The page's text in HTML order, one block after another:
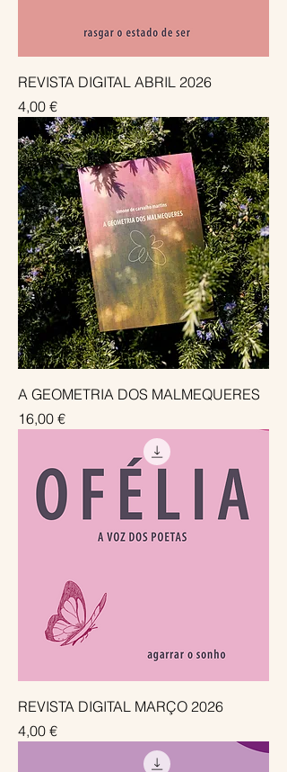
REVISTA DIGITAL ABRIL 2026
Preço
4,00 €
A GEOMETRIA DOS MALMEQUERES
Preço
16,00 €
REVISTA DIGITAL MARÇO 2026
Preço
4,00 €